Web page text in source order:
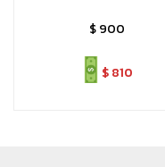
$ 900
$810